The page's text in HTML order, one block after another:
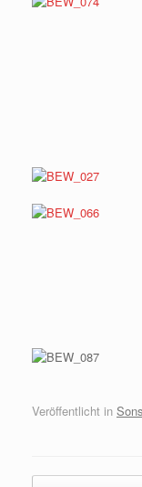
Veröffentlicht in